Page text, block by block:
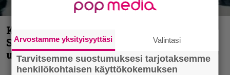
Kunnianosoitus hyiselle Pohjolalle –
Shining hyppäsi keskelle kinoksia
uudella videollaan
Arvostamme yksityisyyttäsi Valintasi
Tarvitsemme suostumuksesi tarjotaksemme
henkilökohtaisen käyttökokemuksen